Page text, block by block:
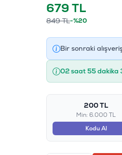
679TL
849TL-%20
Bir sonraki
02 saat 55 dakika
200 TL
Min: 6.000 TL
Kodu Al